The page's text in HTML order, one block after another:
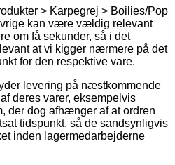
> Karpegrej > Boilies/Pop
kan være vældig relevant
om få sekunder, så i det
at vi kigger nærmere på det
for den respektive vare.
levering på næstkommende
deres varer, eksempelvis
der dog afhænger af at ordren
tidspunkt, så de sandsynligvis
inden lagermedarbejderne